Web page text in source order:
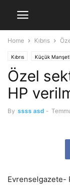
Home Kıbrıs
Kıbrıs Küçük
Özel
HP
By ssss asd -
Evrenselgazete-